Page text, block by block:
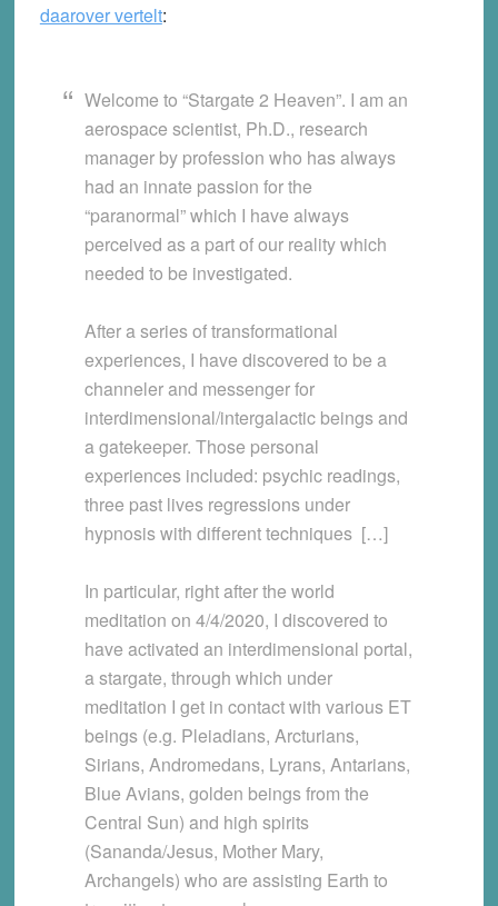
daarover vertelt:
Welcome to “Stargate 2 Heaven”. I am an
aerospace scientist, Ph.D., research
manager by profession who has always
had an innate passion for the
“paranormal” which I have always
perceived as a part of our reality which
needed to be investigated.
After a series of transformational
experiences, I have discovered to be a
channeler and messenger for
interdimensional/intergalactic beings and
a gatekeeper. Those personal
experiences included: psychic readings,
three past lives regressions under
hypnosis with different techniques […]
In particular, right after the world
meditation on 4/4/2020, I discovered to
have activated an interdimensional portal,
a stargate, through which under
meditation I get in contact with various ET
beings (e.g. Pleiadians, Arcturians,
Sirians, Andromedans, Lyrans, Antarians,
Blue Avians, golden beings from the
Central Sun) and high spirits
(Sananda/Jesus, Mother Mary,
Archangels) who are assisting Earth to